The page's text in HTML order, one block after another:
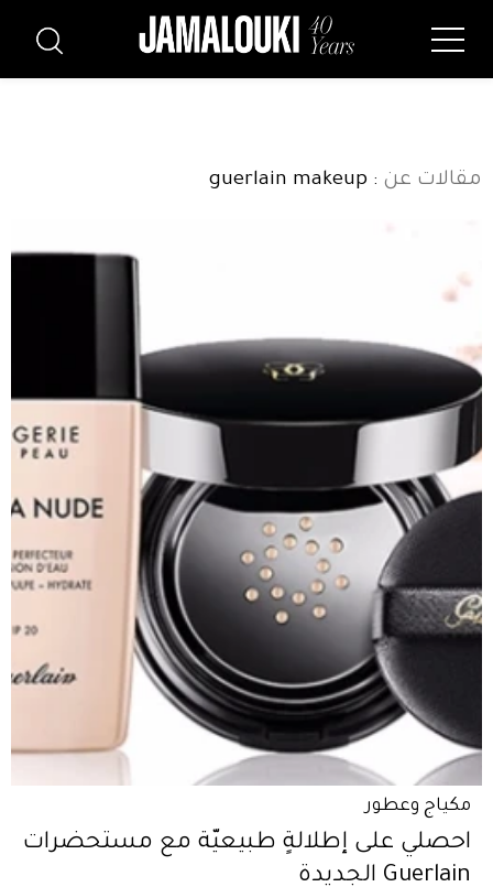
مقالات عن : guerlain makeup
مكياج وعطور
احصلي على إطلالةٍ طبيعيّة مع مستحضرات
Guerlain الجديدة